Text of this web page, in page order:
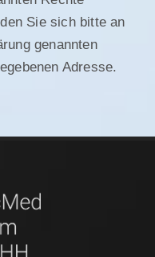
Sie sich bitte an
genannten
Adresse.